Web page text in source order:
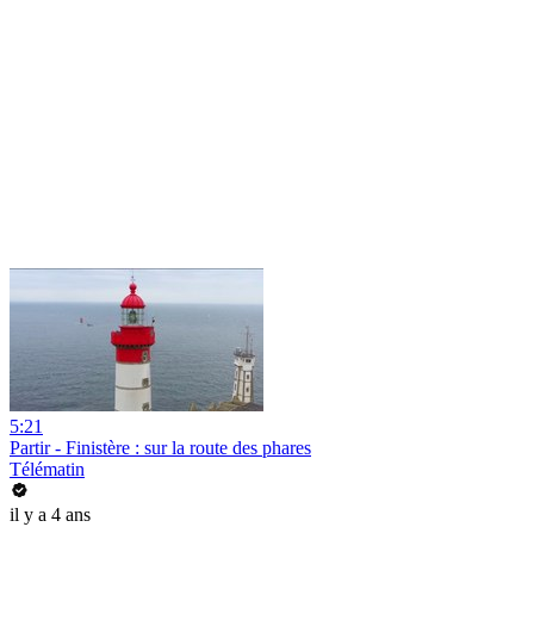
5:21
Partir - Finistère : sur la route des phares
Télématin
il y a 4 ans